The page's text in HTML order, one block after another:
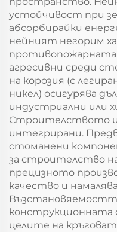
устойчивост при
абсорбирайки
нейният негорим
противопожарната
агресивни среди
на корозия (с
никел) осигурява
индустриални или
Строителството
интегрирани.
стоманени
за строителство
прецизното
качество и
целите на